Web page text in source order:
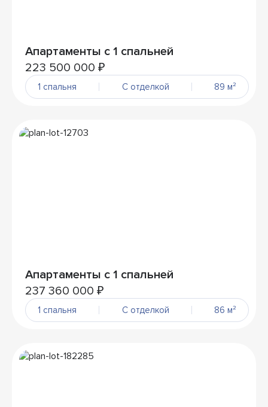
Апартаменты с 1 спальней
223 500 000 ₽
1 спальня С отделкой 89 м²
Апартаменты с 1 спальней
237 360 000 ₽
1 спальня С отделкой 86 м²